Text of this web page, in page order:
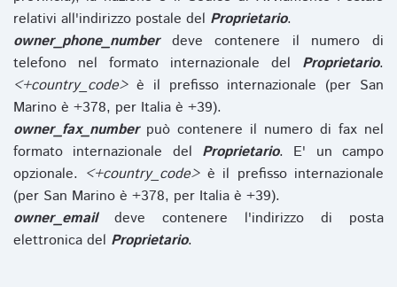
relativi all'indirizzo postale del Proprietario.
owner_phone_numberdeve contenere il numero di
telefono nel formato internazionale del Proprietario.
<+country_code>è il prefisso internazionale (per San
Marino è +378, per Italia è +39).
owner_fax_numberpuò contenere il numero di fax nel
formato internazionale del Proprietario. E' un campo
opzionale. <+country_code>è il prefisso internazionale
(per San Marino è +378, per Italia è +39).
owner_emaildeve contenere l'indirizzo di posta
elettronica del Proprietario.